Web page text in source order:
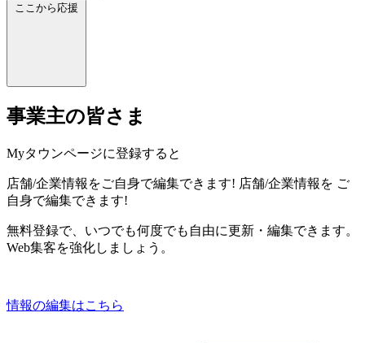
ここから応援
事業主の皆さま
Myタウンページに登録すると
店舗/企業情報をご自身で編集できます! 店舗/企業情報を ご
自身で編集できます!
無料登録で、いつでも何度でも自由に更新・編集できます。
Web集客を強化しましょう。
情報の編集はこちら